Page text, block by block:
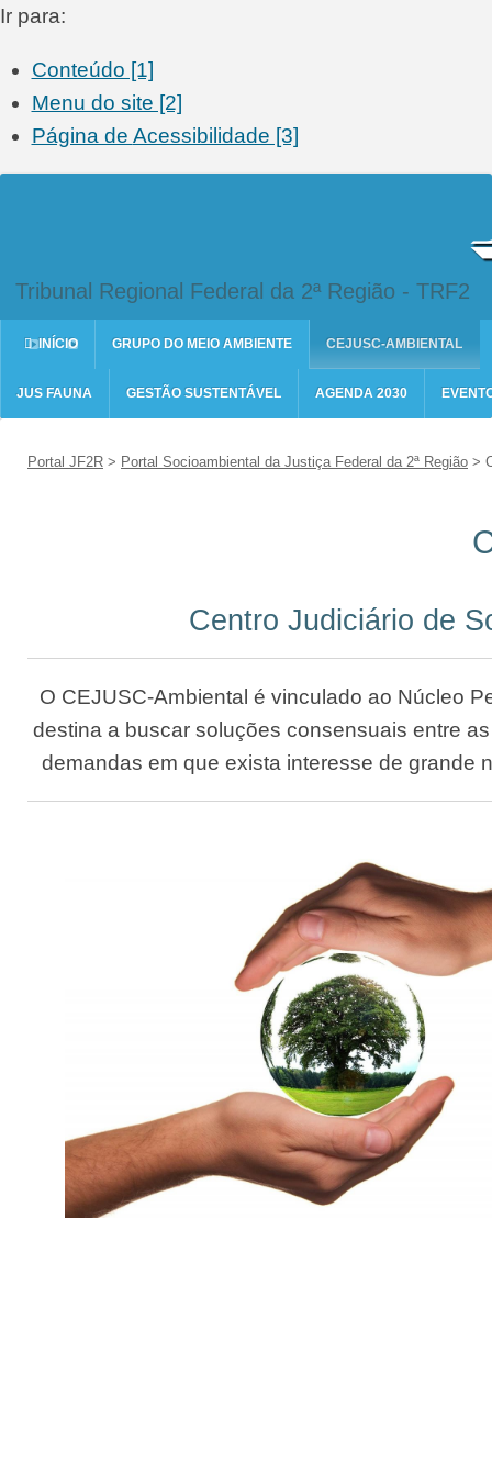
Ir para:
Conteúdo [1]
Menu do site [2]
Página de Acessibilidade [3]
Tribunal Regional Federal da 2ª Região - TRF2
INÍCIO GRUPO DO MEIO AMBIENTE CEJUSC-AMBIENTAL
JUS FAUNA GESTÃO SUSTENTÁVEL AGENDA 2030
Portal JF2R > Portal Socioambiental da Justiça Federal da 2ª Região >
Centro Judiciário de
O CEJUSC-Ambiental é vinculado ao Núcleo
destina a buscar soluções consensuais entre
demandas em que exista interesse de grande